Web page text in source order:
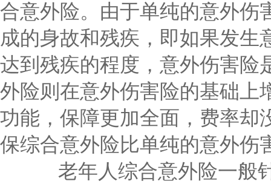
合意外险。由于单纯的意外伤
成的身故和残疾，即如果发生
达到残疾的程度，意外伤害险
外险则在意外伤害险的基础上
功能，保障更加全面，费率却
保综合意外险比单纯的意外伤
老年人综合意外险一般